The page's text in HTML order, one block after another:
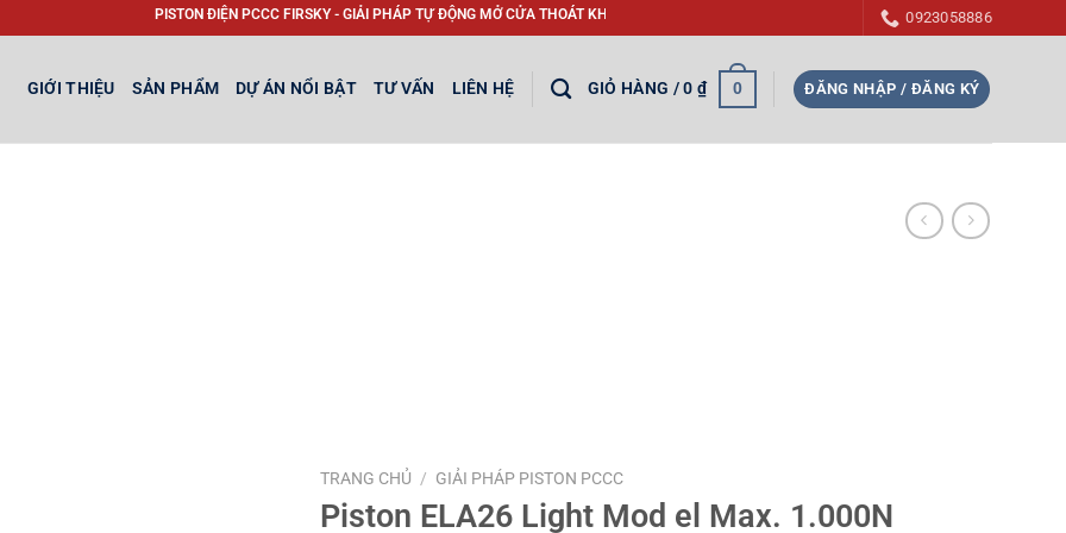
PISTON ĐIỆN PCCC FIRSKY - GIẢI PHÁP TỰ ĐỘNG MỞ CỬA THOÁT KHÓI, CẤP BÙ KHÍ TƯƠI TRONG PHÒNG CHÁY CHỮA CHÁY (PCCC) - GIẢM THIỂU
0923058886
GIỚI THIỆU SẢN PHẨM DỰ ÁN NỔI BẬT TƯ VẤN LIÊN HỆ GIỎ HÀNG /0 ₫ 0 ĐĂNG NHẬP / ĐĂNG KÝ
TRANG CHỦ / GIẢI PHÁP PISTON PCCC
Piston ELA26 Light Mod el Max. 1.000N